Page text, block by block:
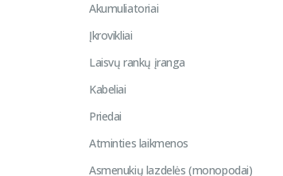
Akumuliatoriai
Įkrovikliai
Laisvų rankų įranga
Kabeliai
Priedai
Atminties laikmenos
Asmenukių lazdelės (monopodai)